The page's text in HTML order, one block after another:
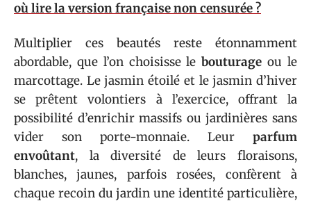
où lire la version française non censurée ?
Multiplier ces beautés reste étonnamment
abordable, que l’on choisisse lebouturage ou le
marcottage. Le jasmin étoilé et le jasmin d’hiver
se prêtent volontiers à l’exercice, offrant la
possibilité d’enrichir massifs ou jardinières sans
vider son porte-monnaie. Leur parfum
envoûtant, la diversité de leurs floraisons,
blanches, jaunes, parfois rosées, confèrent à
chaque recoin du jardin une identité particulière,